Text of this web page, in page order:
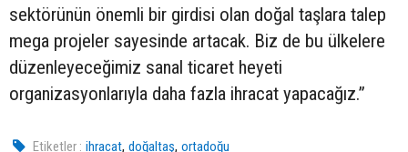
sektörünün önemli bir girdisi olan doğal taşlara talep
mega projeler sayesinde artacak. Biz de bu ülkelere
düzenleyeceğimiz sanal ticaret heyeti
organizasyonlarıyla daha fazla ihracat yapacağız.”
Etiketler : ihracat,doğaltaş,ortadoğu